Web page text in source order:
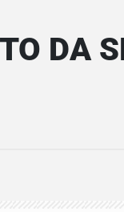
DA